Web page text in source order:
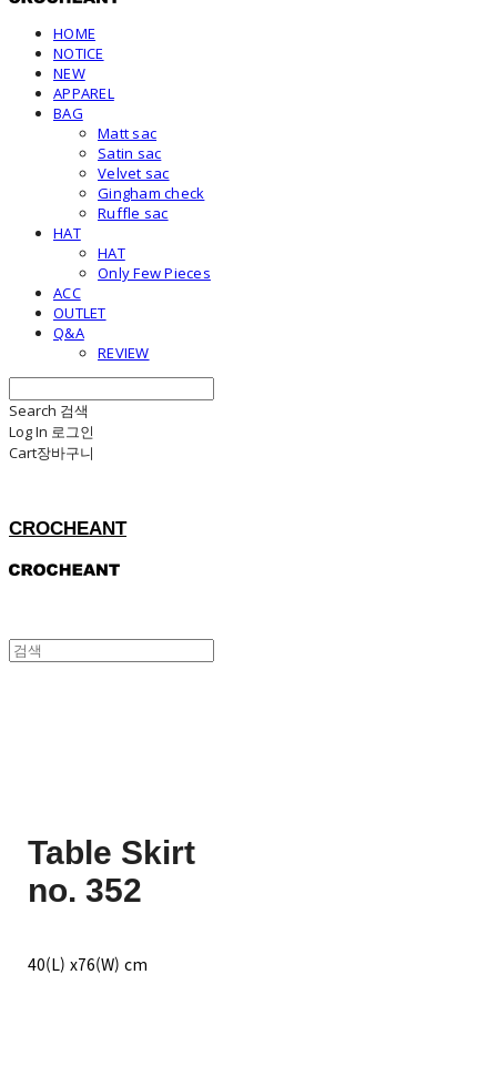
HOME
NOTICE
NEW
APPAREL
BAG
Matt sac
Satin sac
Velvet sac
Gingham check
Ruffle sac
HAT
HAT
Only Few Pieces
ACC
OUTLET
Q&A
REVIEW
Search 검색
Log In 로그인
Cart장바구니
CROCHEANT
Table Skirt
no. 352
40(L) x76(W) cm